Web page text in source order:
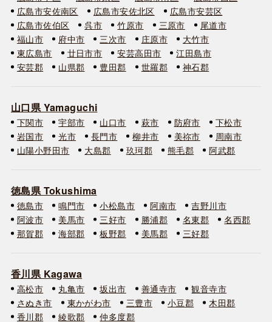
広島市安佐南区
広島市安佐北区
広島市安芸区
広島市佐伯区
呉市 竹原市 三原市
尾道市
福山市
府中市 三次市 庄原市
大竹市
東広島市
廿日市市 安芸高田市
江田島市
安芸郡
山県郡 豊田郡 世羅郡 神石郡
山口県 Yamaguchi
下関市 宇部市 山口市 萩市 防府市
下松市
岩国市
光市 長門市 柳井市 美祢市
周南市
山陽小野田市
大島郡 玖珂郡 熊毛郡 阿武郡
徳島県 Tokushima
徳島市 鳴門市 小松島市 阿南市
吉野川市
阿波市
美馬市 三好市 勝浦郡 名東郡
名西郡
那賀郡
海部郡 板野郡 美馬郡 三好郡
香川県 Kagawa
高松市 丸亀市 坂出市 善通寺市
観音寺市
さぬき市
東かがわ市 三豊市 小豆郡
木田郡
香川郡
綾歌郡 仲多度郡